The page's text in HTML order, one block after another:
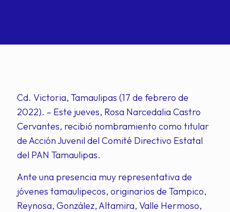
Cd. Victoria, Tamaulipas (17 de febrero de
2022). – Este jueves, Rosa Narcedalia Castro
Cervantes, recibió nombramiento como titular
de Acción Juvenil del Comité Directivo Estatal
del PAN Tamaulipas.
Ante una presencia muy representativa de
jóvenes tamaulipecos, originarios de Tampico,
Reynosa, González, Altamira, Valle Hermoso,